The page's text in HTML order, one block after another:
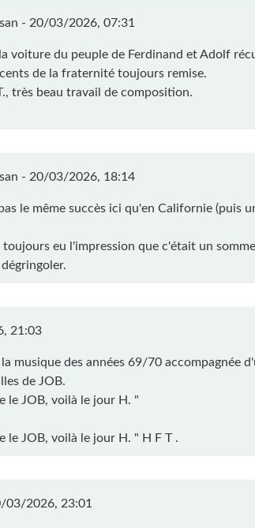
- 20/03/2026, 07:31
voiture du peuple de Ferdinand et Adolf
de la fraternité toujours remise.
très beau travail de composition.
- 20/03/2026, 18:14
le même succès ici qu'en Californie (puis
toujours eu l'impression que c'était un
21:03
musique des années 69/70 accompagnée
de JOB.
le JOB, voilà le jour H. "
le JOB, voilà le jour H. " H F T .
03/2026, 23:01